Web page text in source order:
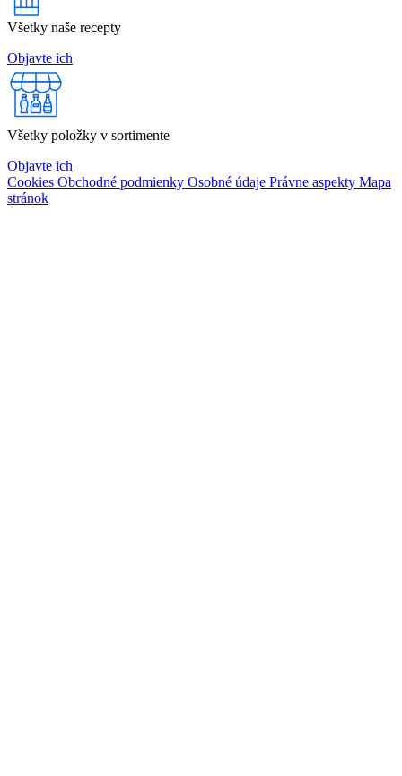
Všetky naše recepty
Objavte ich
Všetky položky v sortimente
Objavte ich
Cookies Obchodné podmienky Osobné údaje Právne aspekty Mapa
stránok